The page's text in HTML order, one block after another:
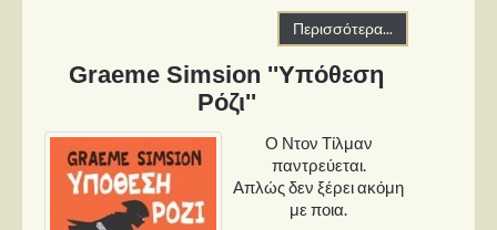
Περισσότερα...
Graeme Simsion ''Υπόθεση
Ρόζι''
Ο Ντον Τίλμαν
παντρεύεται.
Απλώς δεν ξέρει ακόμη
με ποια.